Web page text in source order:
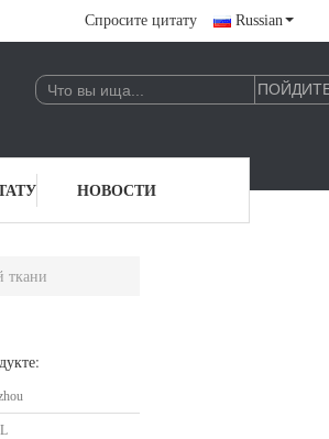
Спросите цитату Russian
НОВОСТИ
ткани